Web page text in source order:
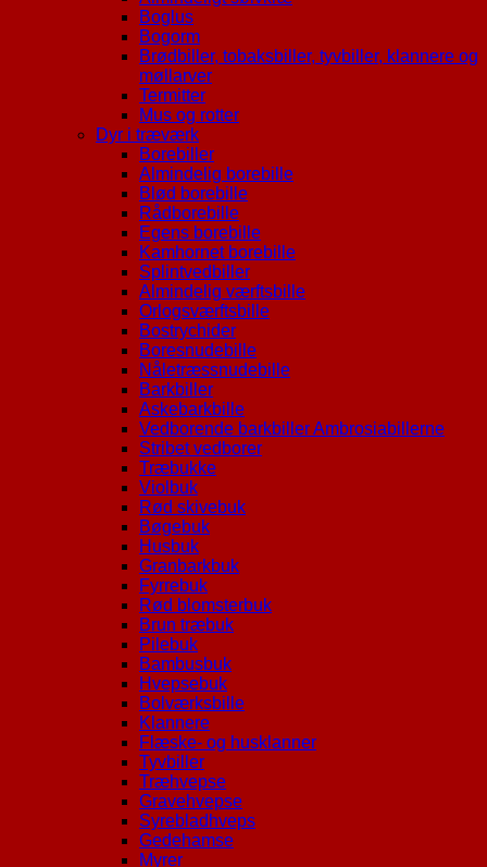
Boglus
Bogorm
Brødbiller, tobaksbiller, tyvbiller, klannere og
møllarver
Termitter
Mus og rotter
Dyr i træværk
Borebiller
Almindelig borebille
Blød borebille
Rådborebille
Egens borebille
Kamhornet borebille
Splintvedbiller
Almindelig værftsbille
Orlogsværftsbille
Bostrychider
Boresnudebille
Nåletræssnudebille
Barkbiller
Askebarkbille
Vedborende barkbiller Ambrosiabillerne
Stribet vedborer
Træbukke
Violbuk
Rød skivebuk
Bøgebuk
Husbuk
Granbarkbuk
Fyrrebuk
Rød blomsterbuk
Brun træbuk
Pilebuk
Bambusbuk
Hvepsebuk
Bolværksbille
Klannere
Flæske- og husklanner
Tyvbiller
Træhvepse
Gravehvepse
Syrebladhveps
Gedehamse
Myrer